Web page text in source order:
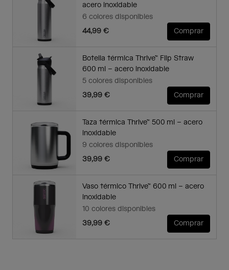
acero inoxidable
6 colores disponibles
44,99 €
Comprar
Botella térmica Thrive™ Flip Straw
600 ml – acero inoxidable
5 colores disponibles
39,99 €
Comprar
Taza térmica Thrive™ 500 ml – acero
inoxidable
9 colores disponibles
39,99 €
Comprar
Vaso térmico Thrive™ 600 ml – acero
inoxidable
10 colores disponibles
39,99 €
Comprar